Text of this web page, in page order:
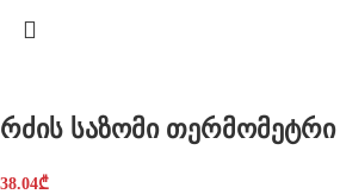
რძის საზომი თერმომეტრი
38.04₾